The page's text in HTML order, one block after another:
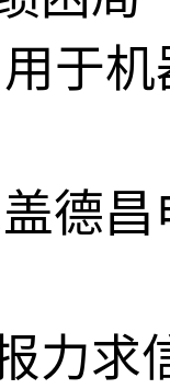
于
德
力求